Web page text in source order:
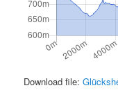
Download file: